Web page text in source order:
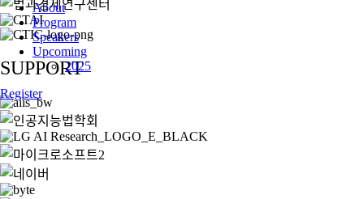
About
Program
Speakers
Upcoming
2025
Register
SUPPORT